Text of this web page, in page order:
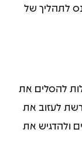
לתהליך של
להסלים את
לעזוב את
ולהדגיש את